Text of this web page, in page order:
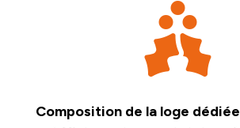

Composition de la loge dédiée